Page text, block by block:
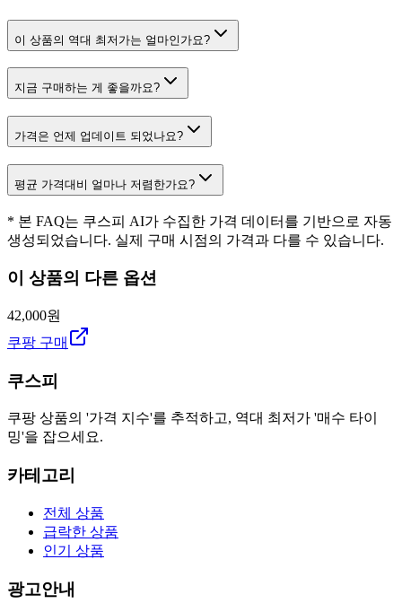
이 상품의 역대 최저가는 얼마인가요?
지금 구매하는 게 좋을까요?
가격은 언제 업데이트 되었나요?
평균 가격대비 얼마나 저렴한가요?
* 본 FAQ는 쿠스피 AI가 수집한 가격 데이터를 기반으로 자동
생성되었습니다. 실제 구매 시점의 가격과 다를 수 있습니다.
이 상품의 다른 옵션
42,000원
쿠팡 구매
쿠스피
쿠팡 상품의 '가격 지수'를 추적하고, 역대 최저가 '매수 타이
밍'을 잡으세요.
카테고리
전체 상품
급락한 상품
인기 상품
광고안내